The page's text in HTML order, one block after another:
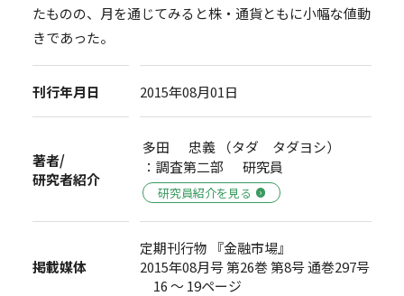
たものの、月を通じてみると株・通貨ともに小幅な値動
きであった。
刊行年月日 2015年08月01日
著者/
研究者紹介
多田 忠義 （タダ タダヨシ）
：調査第二部 研究員
研究員紹介を見る
掲載媒体
定期刊行物 『金融市場』
2015年08月号 第26巻 第8号 通巻297号
16 ～ 19ページ